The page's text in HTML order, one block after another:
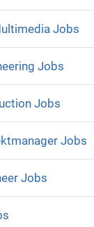
Jobs
Jobs
Jobs
Jobs
Jobs